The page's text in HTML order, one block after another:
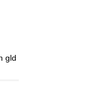
gld